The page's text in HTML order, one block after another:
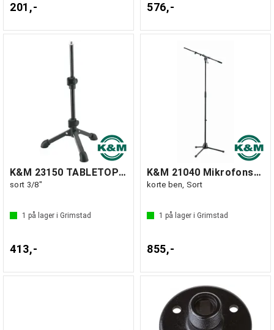
201,- 576,-
K&M 23150 TABLETOP MICROPHONE STAND
sort 3/8"
1 på lager i Grimstad
413,-
K&M 21040 Mikrofonstativ m/teleskopboom,
korte ben, Sort
1 på lager i Grimstad
855,-